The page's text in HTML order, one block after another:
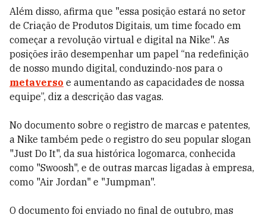
Além disso, afirma que "essa posição estará no setor
de Criação de Produtos Digitais, um time focado em
começar a revolução virtual e digital na Nike". As
posições irão desempenhar um papel “na redefinição
de nosso mundo digital, conduzindo-nos para o
metaverso e aumentando as capacidades de nossa
equipe”, diz a descrição das vagas.
No documento sobre o registro de marcas e patentes,
a Nike também pede o registro do seu popular slogan
"Just Do It", da sua histórica logomarca, conhecida
como "Swoosh", e de outras marcas ligadas à empresa,
como "Air Jordan" e "Jumpman".
O documento foi enviado no final de outubro, mas